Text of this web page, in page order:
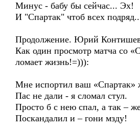
Минус - бабу бы сейчас... Эх!
И "Спартак" чтоб всех
Продолжение. Юрий
Как один просмотр матча со
ломает жизнь!=))):
Мне испортил ваш «Спартак»
Пас не дали - я сломал стул.
Просто б с нею спал, а так –
Поскандалил и – гони мзду!